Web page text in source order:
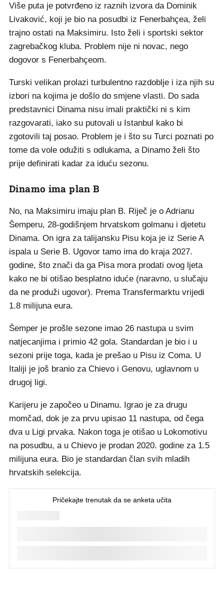
Više puta je potvrđeno iz raznih izvora da Dominik
Livaković, koji je bio na posudbi iz Fenerbahçea, želi
trajno ostati na Maksimiru. Isto želi i sportski sektor
zagrebačkog kluba. Problem nije ni novac, nego
dogovor s Fenerbahçeom.
Turski velikan prolazi turbulentno razdoblje i iza njih su
izbori na kojima je došlo do smjene vlasti. Do sada
predstavnici Dinama nisu imali praktički ni s kim
razgovarati, iako su putovali u Istanbul kako bi
zgotovili taj posao. Problem je i što su Turci poznati po
tome da vole odužiti s odlukama, a Dinamo želi što
prije definirati kadar za iduću sezonu.
Dinamo ima plan B
No, na Maksimiru imaju plan B. Riječ je o Adrianu
Šemperu, 28-godišnjem hrvatskom golmanu i djetetu
Dinama. On igra za talijansku Pisu koja je iz Serie A
ispala u Serie B. Ugovor tamo ima do kraja 2027.
godine, što znači da ga Pisa mora prodati ovog ljeta
kako ne bi otišao besplatno iduće (naravno, u slučaju
da ne produži ugovor). Prema Transfermarktu vrijedi
1.8 milijuna eura.
Šemper je prošle sezone imao 26 nastupa u svim
natjecanjima i primio 42 gola. Standardan je bio i u
sezoni prije toga, kada je prešao u Pisu iz Coma. U
Italiji je još branio za Chievo i Genovu, uglavnom u
drugoj ligi.
Karijeru je započeo u Dinamu. Igrao je za drugu
momčad, dok je za prvu upisao 11 nastupa, od čega
dva u Ligi prvaka. Nakon toga je otišao u Lokomotivu
na posudbu, a u Chievo je prodan 2020. godine za 1.5
milijuna eura. Bio je standardan član svih mladih
hrvatskih selekcija.